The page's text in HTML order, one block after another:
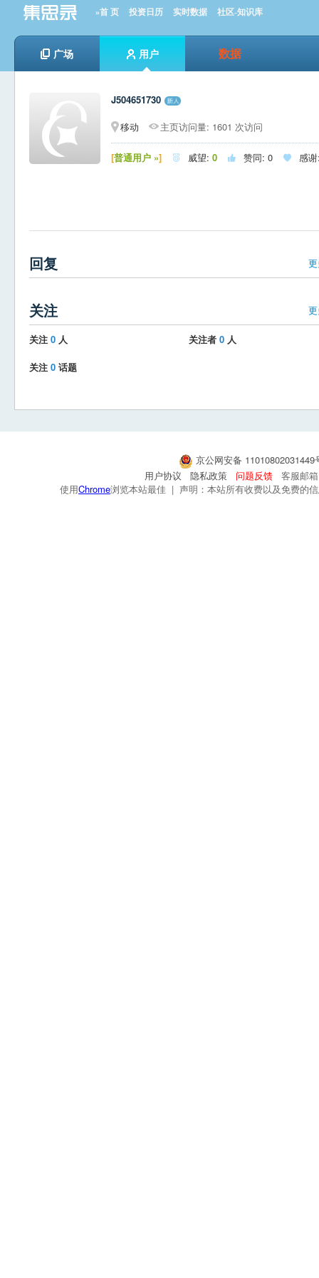
»首 页 投资日历 实时数据 社区-知识库
广场 用户 数据
J504651730
移动
主页访问量: 1601 次访问
[普通用户 »]  威望: 0  赞同: 0  感
回复
关注
关注 0 人 关注者 0 人
关注 0 话题
京公网安备
用户协议
隐私政策 问题反馈
客服邮
使用Chrome浏览本站最佳 | 声明：本站所有收费以及免费的